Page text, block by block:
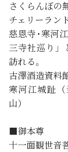
さくらんぼの
チェリーラン
慈恩寺･寒河
三寺社巡り」
訪れる。
古澤酒造資料
寒河江城趾
山）
■御本尊
十一面観世音